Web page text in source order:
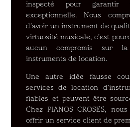
inspecté pour garantir
exceptionnelle. Nous
d’avoir un instrument de
virtuosité musicale, c’est
aucun compromis sur
instruments de location.
Une autre idée fausse
services de location
fiables et peuvent être
Chez PIANOS CROSES,
offrir un service client de